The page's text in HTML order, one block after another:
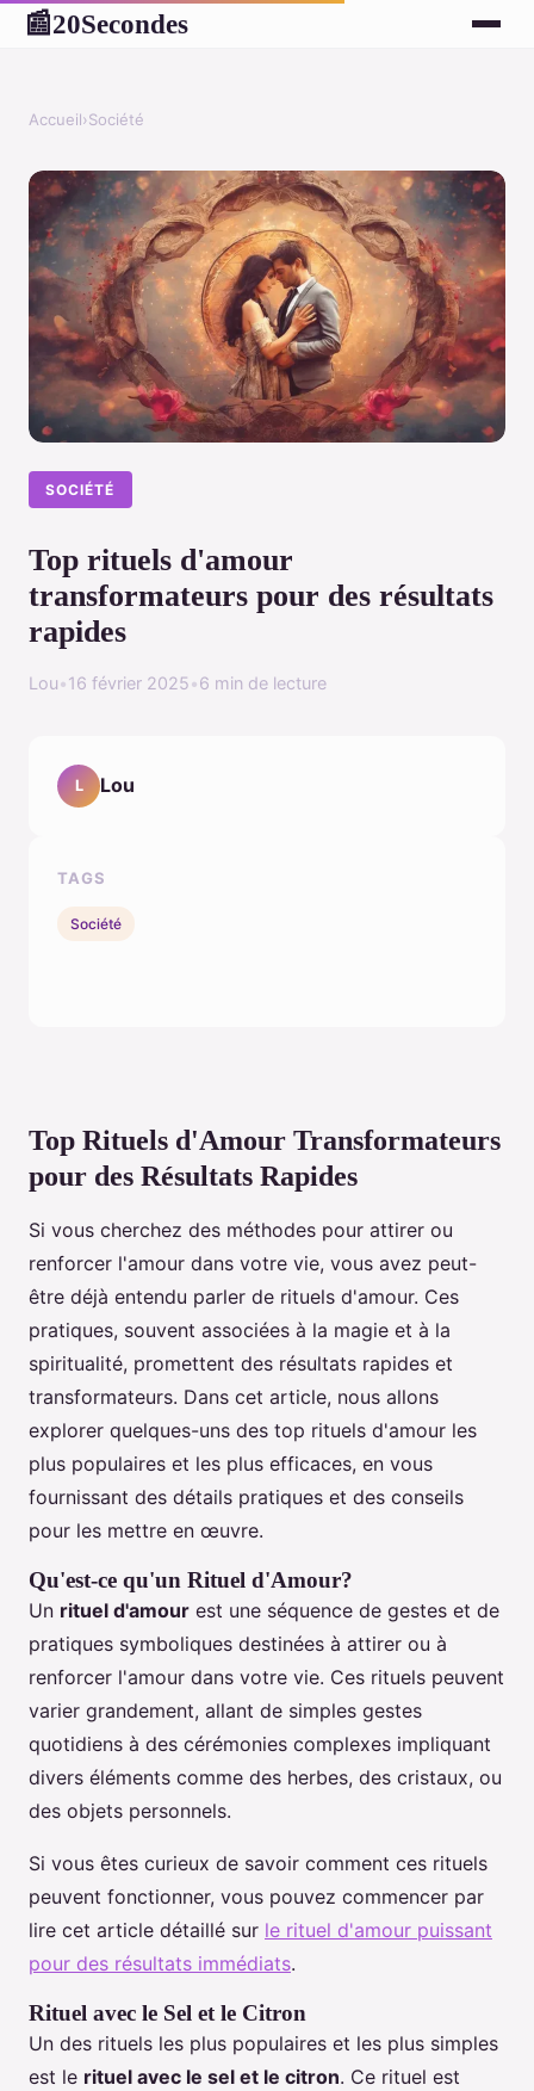
📰20Secondes
Accueil›Société
SOCIÉTÉ
Top rituels d'amour
transformateurs pour des résultats
rapides
Lou•16 février 2025•6 min de lecture
Top Rituels d'Amour Transformateurs
pour des Résultats Rapides
Si vous cherchez des méthodes pour attirer ou
renforcer l'amour dans votre vie, vous avez peut-
être déjà entendu parler de rituels d'amour. Ces
pratiques, souvent associées à la magie et à la
spiritualité, promettent des résultats rapides et
transformateurs. Dans cet article, nous allons
explorer quelques-uns des top rituels d'amour les
plus populaires et les plus efficaces, en vous
fournissant des détails pratiques et des conseils
pour les mettre en œuvre.
Qu'est-ce qu'un Rituel d'Amour?
Un rituel d'amour est une séquence de gestes et de
pratiques symboliques destinées à attirer ou à
renforcer l'amour dans votre vie. Ces rituels peuvent
varier grandement, allant de simples gestes
quotidiens à des cérémonies complexes impliquant
divers éléments comme des herbes, des cristaux, ou
des objets personnels.
Si vous êtes curieux de savoir comment ces rituels
peuvent fonctionner, vous pouvez commencer par
lire cet article détaillé sur le rituel d'amour puissant
pour des résultats immédiats.
Rituel avec le Sel et le Citron
Un des rituels les plus populaires et les plus simples
est le rituel avec le sel et le citron. Ce rituel est
L Lou
TAGS
Société